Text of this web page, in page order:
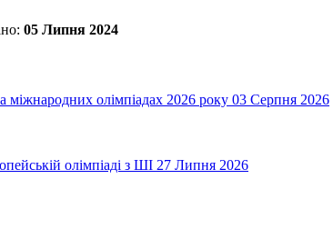
05 Липня 2024
міжнародних олімпіадах 2026 року 03 Серпня 2026
олімпіаді з ШІ 27 Липня 2026